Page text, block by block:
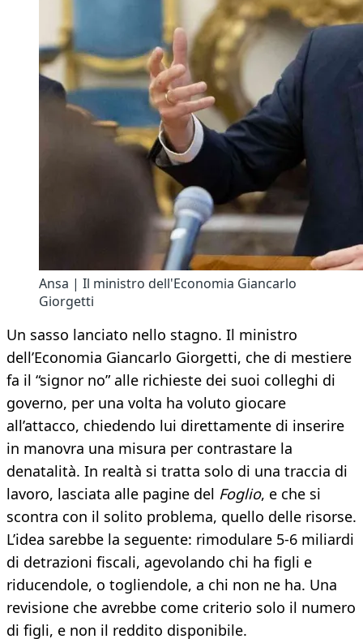
Ansa | Il ministro dell'Economia Giancarlo
Giorgetti
Un sasso lanciato nello stagno. Il ministro
dell’Economia Giancarlo Giorgetti, che di mestiere
fa il “signor no” alle richieste dei suoi colleghi di
governo, per una volta ha voluto giocare
all’attacco, chiedendo lui direttamente di inserire
in manovra una misura per contrastare la
denatalità. In realtà si tratta solo di una traccia di
lavoro, lasciata alle pagine del Foglio, e che si
scontra con il solito problema, quello delle risorse.
L’idea sarebbe la seguente: rimodulare 5-6 miliardi
di detrazioni fiscali, agevolando chi ha figli e
riducendole, o togliendole, a chi non ne ha. Una
revisione che avrebbe come criterio solo il numero
di figli, e non il reddito disponibile.